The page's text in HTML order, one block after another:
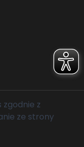
prawa
zgodnie z
ze strony